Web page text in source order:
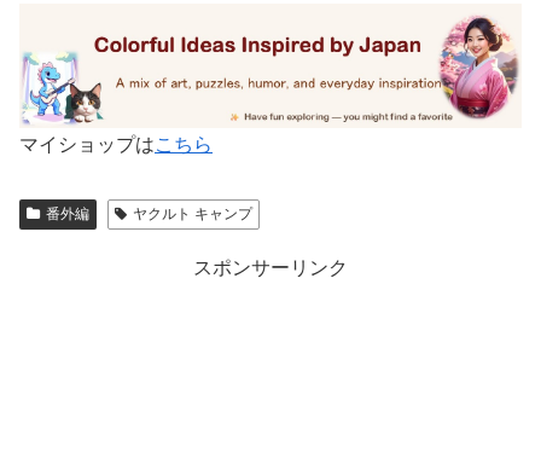
マイショップはこちら
番外編 ヤクルト キャンプ
スポンサーリンク